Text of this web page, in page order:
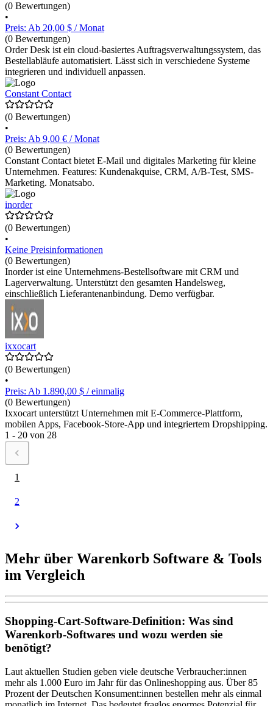
(0 Bewertungen)
•
Preis: Ab 20,00 $ / Monat
(0 Bewertungen)
Order Desk ist ein cloud-basiertes Auftragsverwaltungssystem, das
Bestellabläufe automatisiert. Lässt sich in verschiedene Systeme
integrieren und individuell anpassen.
Constant Contact
(0 Bewertungen)
•
Preis: Ab 9,00 € / Monat
(0 Bewertungen)
Constant Contact bietet E-Mail und digitales Marketing für kleine
Unternehmen. Features: Kundenakquise, CRM, A/B-Test, SMS-
Marketing. Monatsabo.
inorder
(0 Bewertungen)
•
Keine Preisinformationen
(0 Bewertungen)
Inorder ist eine Unternehmens-Bestellsoftware mit CRM und
Lagerverwaltung. Unterstützt den gesamten Handelsweg,
einschließlich Lieferantenanbindung. Demo verfügbar.
ixxocart
(0 Bewertungen)
•
Preis: Ab 1.890,00 $ / einmalig
(0 Bewertungen)
Ixxocart unterstützt Unternehmen mit E-Commerce-Plattform,
mobilen Apps, Facebook-Store-App und integriertem Dropshipping.
1 - 20 von 28
1
2
Mehr über Warenkorb Software & Tools
im Vergleich
Shopping-Cart-Software-Definition: Was sind
Warenkorb-Softwares und wozu werden sie
benötigt?
Laut aktuellen Studien geben viele deutsche Verbraucher:innen
mehr als 1.000 Euro im Jahr für das Onlineshopping aus. Über 85
Prozent der Deutschen Konsument:innen bestellen mehr als einmal